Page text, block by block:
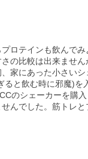
ロテインも飲んで
の比較は出来ませ
家にあった小さい
ると飲む時に邪魔)
のシェーカーを購
んでした。筋トレ